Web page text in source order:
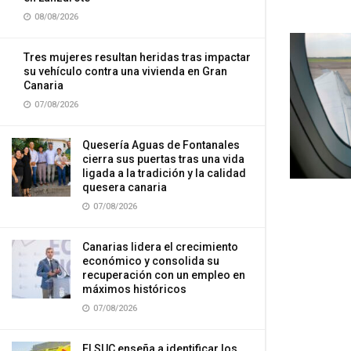
08/08/2026
Tres mujeres resultan heridas tras impactar
su vehículo contra una vivienda en Gran
Canaria
07/08/2026
Quesería Aguas de Fontanales
cierra sus puertas tras una vida
ligada a la tradición y la calidad
quesera canaria
07/08/2026
Canarias lidera el crecimiento
económico y consolida su
recuperación con un empleo en
máximos históricos
07/08/2026